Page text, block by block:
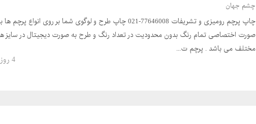
چشم جهان
چاپ پرچم رومیزی و تشریفات 77646008-021 چاپ طرح و لوگوی شما بر روی انواع پرچم ها
صورت اختصاصی تمام رنگ بدون محدودیت در تعداد رنگ و طرح به صورت دیجیتال در سایز
مختلف می باشد . پرچم ت...
4 روز پیش